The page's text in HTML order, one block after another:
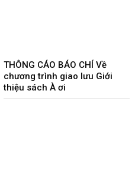
THÔNG CÁO BÁO CHÍ Về
chương trình giao lưu Giới
thiệu sách À ơi